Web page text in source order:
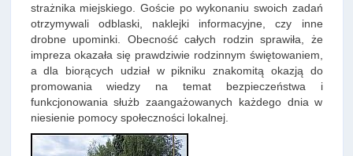
strażnika miejskiego. Goście po wykonaniu swoich zadań
otrzymywali odblaski, naklejki informacyjne, czy inne
drobne upominki. Obecność całych rodzin sprawiła, że
impreza okazała się prawdziwie rodzinnym świętowaniem,
a dla biorących udział w pikniku znakomitą okazją do
promowania wiedzy na temat bezpieczeństwa i
funkcjonowania służb zaangażowanych każdego dnia w
niesienie pomocy społeczności lokalnej.